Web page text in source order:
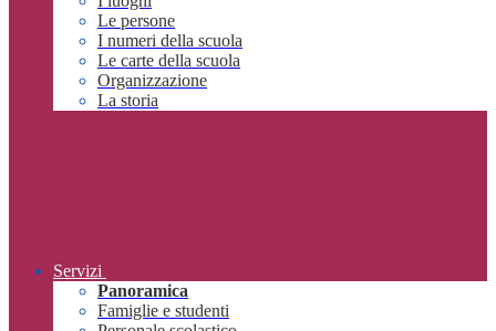
Le persone
I numeri della scuola
Le carte della scuola
Organizzazione
La storia
Servizi
Panoramica
Famiglie e studenti